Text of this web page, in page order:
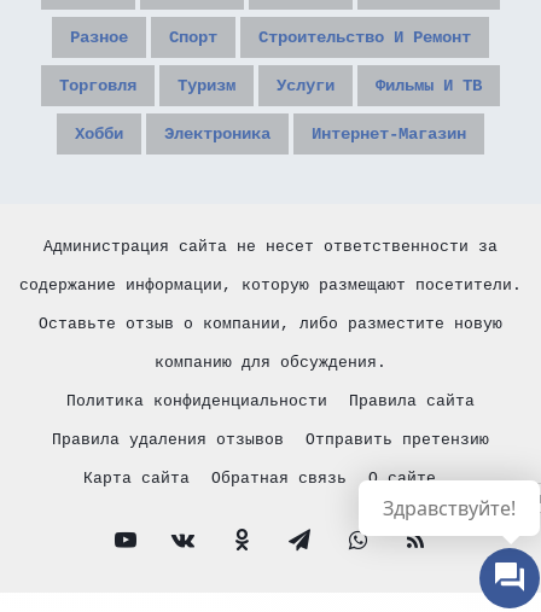
Разное Спорт Строительство И Ремонт
Торговля Туризм Услуги Фильмы И ТВ
Хобби Электроника Интернет-Магазин
Администрация сайта не несет ответственности за
содержание информации, которую размещают посетители.
Оставьте отзыв о компании, либо разместите новую
компанию для обсуждения.
Политика конфиденциальности Правила сайта
Правила удаления отзывов Отправить претензию
Карта сайта Обратная связь
О сайте
YouTubevk.comОдноклассники
TelegramWhatsApp
RSS
Здравствуйте!